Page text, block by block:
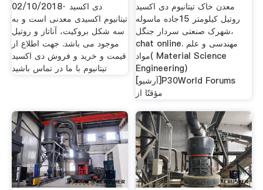
02/10/2018· دی اکسید
تیتانیوم اکسیدی معدنی است و به
سه شکل بروکیت، آناتاز و روتیل
موجود می باشد. جهت اطلاع از
قیمت و خرید و فروش دی اکسید
تیتانیوم با ما در تماس باشید
معدن خاک تیتانیوم دی اکسید
روتیل کیلومتر 15جاده ماسوله
،شهرک صنعتی سردار جنگل
chat online. مهندسی و علم
مواد( Material Science
Engineering)
[آرشيو]P30World Forums
مؤقتًا از